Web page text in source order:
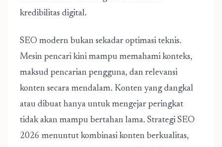
kredibilitas digital.
SEO modern bukan sekadar optimasi teknis.
Mesin pencari kini mampu memahami konteks,
maksud pencarian pengguna, dan relevansi
konten secara mendalam. Konten yang dangkal
atau dibuat hanya untuk mengejar peringkat
tidak akan mampu bertahan lama. Strategi SEO
2026 menuntut kombinasi konten berkualitas,